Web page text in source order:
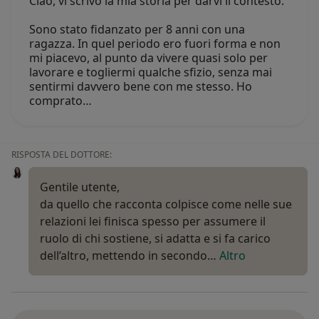
Sono stato fidanzato per 8 anni con una
ragazza. In quel periodo ero fuori forma e non
mi piacevo, al punto da vivere quasi solo per
lavorare e togliermi qualche sfizio, senza mai
sentirmi davvero bene con me stesso. Ho
comprato…
RISPOSTA DEL DOTTORE:
Gentile utente,
da quello che racconta colpisce come nelle sue
relazioni lei finisca spesso per assumere il
ruolo di chi sostiene, si adatta e si fa carico
dell’altro, mettendo in secondo… Altro